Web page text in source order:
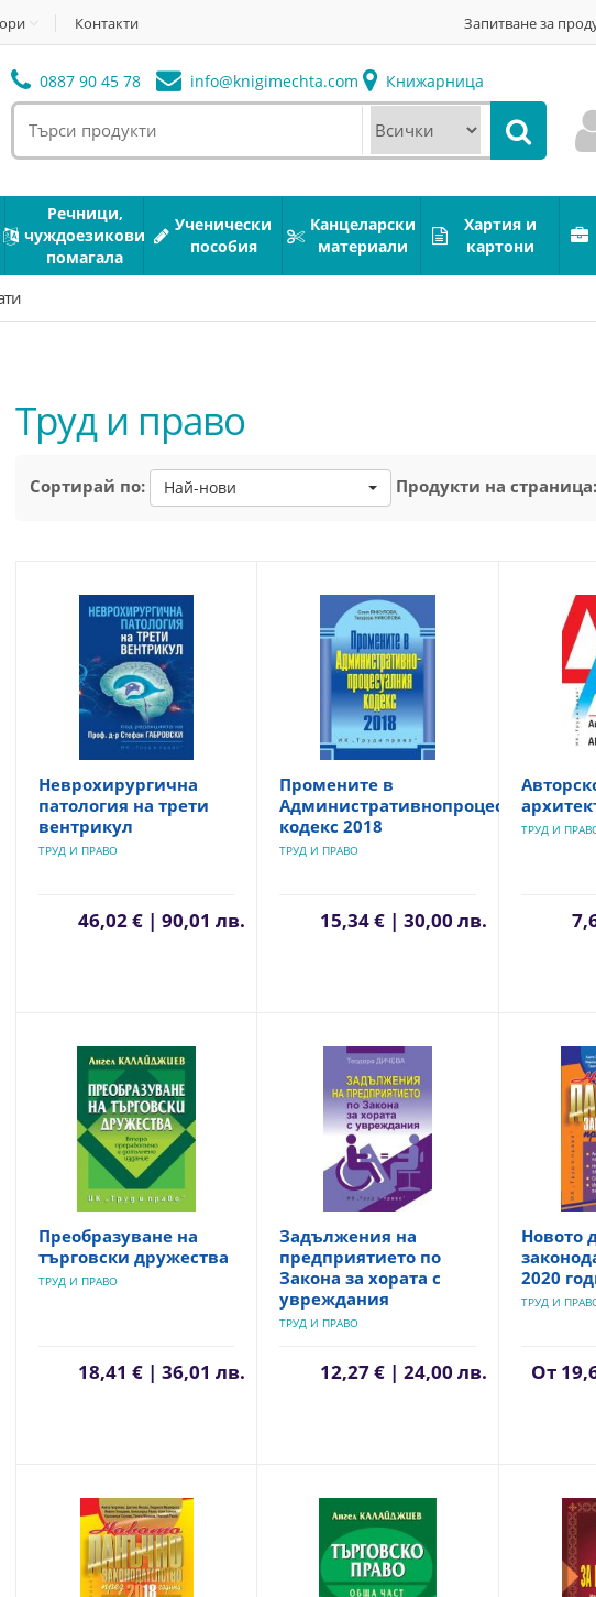
Контакти Запитване за
0887 90 45 78 info@knigimechta.com Книжарница
Речници,
чуждоезикови
помагала
Ученически
пособия
Канцеларски
материали
Хартия и
картони
Труд и право
Сортирай по: Най-нови Продукти на страница:
Неврохирургична
патология на трети
вентрикул
ТРУД И ПРАВО
46,02 € | 90,01 лв.
Промените в
Административнопроцесуалния
кодекс 2018
ТРУД И ПРАВО
15,34 € | 30,00 лв.
ТРУД И
Преобразуване на
търговски дружества
ТРУД И ПРАВО
18,41 € | 36,01 лв.
Задължения на
предприятието по
Закона за хората с
увреждания
ТРУД И ПРАВО
12,27 € | 24,00 лв.
Новото
2020
ТРУД И
От